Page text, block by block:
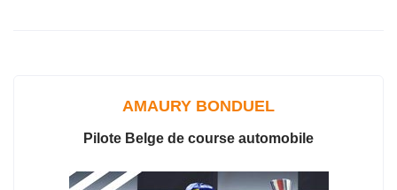
AMAURY BONDUEL
Pilote Belge de course automobile